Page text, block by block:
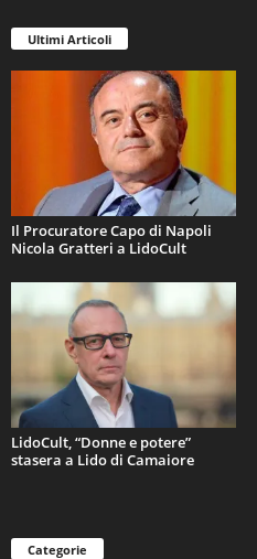
Ultimi Articoli
Il Procuratore Capo di Napoli
Nicola Gratteri a LidoCult
LidoCult, “Donne e potere”
stasera a Lido di Camaiore
Categorie